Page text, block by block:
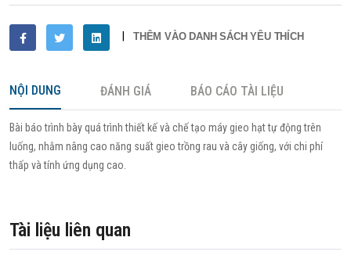
SHARE: THÊM VÀO DANH SÁCH YÊU THÍCH
NỘI DUNG ĐÁNH GIÁ BÁO CÁO TÀI LIỆU
Bài báo trình bày quá trình thiết kế và chế tạo máy gieo hạt tự động trên
luống, nhằm nâng cao năng suất gieo trồng rau và cây giống, với chi phí
thấp và tính ứng dụng cao.
Tài liệu liên quan